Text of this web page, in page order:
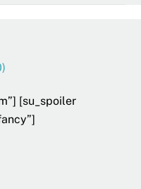
[su_spoiler